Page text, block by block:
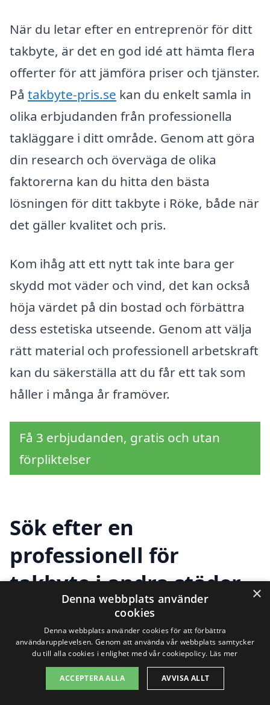
När du letar efter en entreprenör för ditt
takbyte, är det en god idé att hämta flera
offerter för att jämföra priser och tjänster.
På takbyte-pris.se kan du enkelt samla in
olika erbjudanden från professionella
takläggare i ditt område. Genom att göra
din research och överväga de olika
faktorerna kan du hitta den bästa
lösningen för ditt takbyte i Röke, både när
det gäller kvalitet och pris.
Kom ihåg att ett nytt tak inte bara ger
skydd mot väder och vind, det kan också
höja värdet på din bostad och förbättra
dess estetiska utseende. Genom att välja
rätt material och professionell arbetskraft
kan du säkerställa att du får ett tak som
håller i många år framöver.
Få 3 erbjudanden, gratis och utan
förpliktelser
Sök efter en
professionell för
takbyte i andra städer
nära Röke
Att genomföra ett takbyte är en stor
investering och det är viktigt att du väljer
×
Denna webbplats använder
cookies
Denna webbplats använder cookies för att förbättra
användarupplevelsen. Genom att använda vår webbplats samtycker
du till alla cookies i enlighet med vår cookiepolicy. Läs mer
ACCEPTERA ALLA AVVISA ALLT